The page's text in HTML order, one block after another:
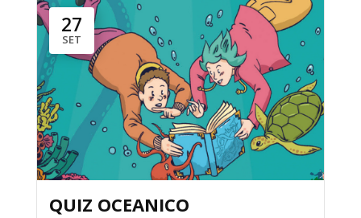
27
SET
QUIZ OCEANICO